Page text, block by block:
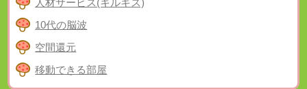
10代の脳波
空間還元
移動できる部屋